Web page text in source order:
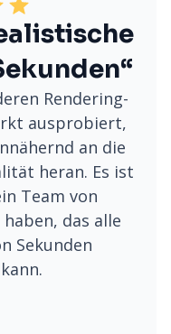
Rendering-
ausprobiert,
an die
heran. Es ist
Team von
das alle
Sekunden